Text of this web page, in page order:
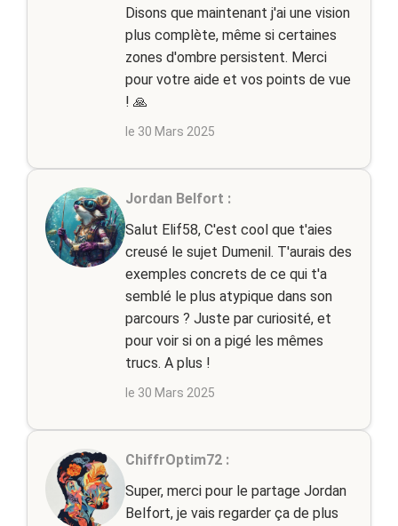
Disons que maintenant j'ai une vision
plus complète, même si certaines
zones d'ombre persistent. Merci
pour votre aide et vos points de vue
! 🙏
le 30 Mars 2025
Jordan Belfort :
Salut Elif58, C'est cool que t'aies
creusé le sujet Dumenil. T'aurais des
exemples concrets de ce qui t'a
semblé le plus atypique dans son
parcours ? Juste par curiosité, et
pour voir si on a pigé les mêmes
trucs. A plus !
le 30 Mars 2025
ChiffrOptim72 :
Super, merci pour le partage Jordan
Belfort, je vais regarder ça de plus